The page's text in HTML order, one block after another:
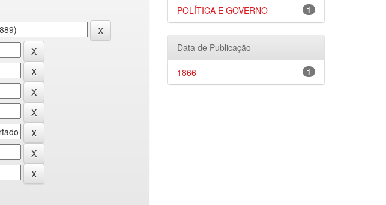
1
POLÍTICA E GOVERNO
Data de Publicação
1
1866